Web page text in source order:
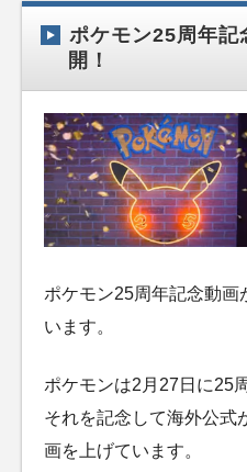
ポケモン25周年記
開！
ポケモン25周年記念動画
います。
ポケモンは2月27日に25
それを記念して海外公式
画を上げています。